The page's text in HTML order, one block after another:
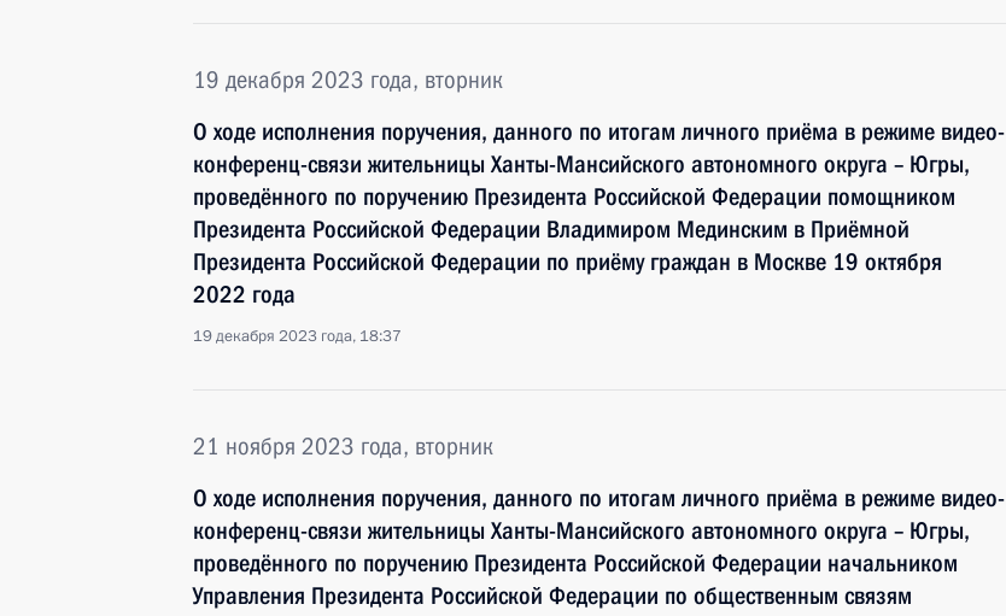
19 декабря 2023 года, вторник
О ходе исполнения поручения, данного по итогам личного приёма в режиме видео-
конференц-связи жительницы Ханты-Мансийского автономного округа – Югры,
проведённого по поручению Президента Российской Федерации помощником
Президента Российской Федерации Владимиром Мединским в Приёмной
Президента Российской Федерации по приёму граждан в Москве 19 октября
2022 года
19 декабря 2023 года, 18:37
21 ноября 2023 года, вторник
О ходе исполнения поручения, данного по итогам личного приёма в режиме видео-
конференц-связи жительницы Ханты-Мансийского автономного округа – Югры,
проведённого по поручению Президента Российской Федерации начальником
Управления Президента Российской Федерации по общественным связям